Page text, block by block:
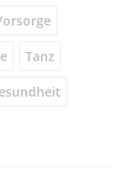
Tanz